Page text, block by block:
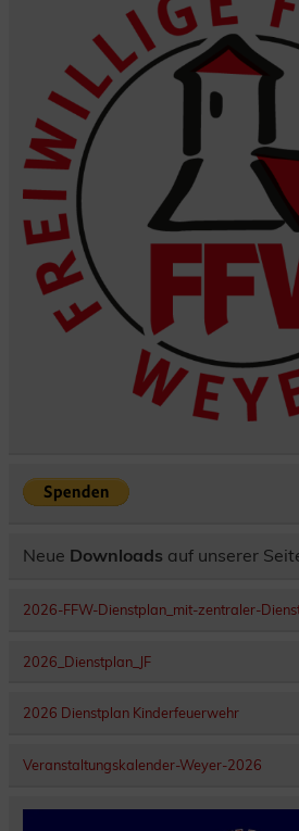
Neue Downloads auf unserer
2026-FFW-Dienstplan_mit-zentraler-
2026_Dienstplan_JF
2026 Dienstplan Kinderfeuerwehr
Veranstaltungskalender-Weyer-2026